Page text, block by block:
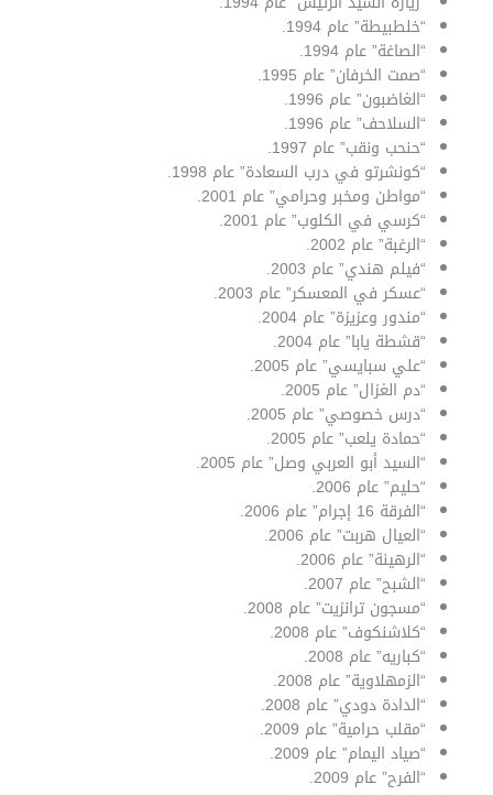
“خلطبيطة” عام 1994.
“الصاغة” عام 1994.
“صمت الخرفان” عام 1995.
“الغاضبون” عام 1996.
“السلاحف” عام 1996.
“حنحب ونقب” عام 1997.
“كونشرتو في درب السعادة” عام 1998.
“مواطن ومخبر وحرامي” عام 2001.
“كرسي في الكلوب” عام 2001.
“الرغبة” عام 2002.
“فيلم هندي” عام 2003.
“عسكر في المعسكر” عام 2003.
“مندور وعزيزة” عام 2004.
“قشطة يابا” عام 2004.
“علي سبايسي” عام 2005.
“دم الغزال” عام 2005.
“درس خصوصي” عام 2005.
“حمادة يلعب” عام 2005.
“السيد أبو العربي وصل” عام 2005.
“حليم” عام 2006.
“الفرقة 16 إجرام” عام 2006.
“العيال هربت” عام 2006.
“الرهينة” عام 2006.
“الشبح” عام 2007.
“مسجون ترانزيت” عام 2008.
“كلاشنكوف” عام 2008.
“كباريه” عام 2008.
“الزمهلاوية” عام 2008.
“الدادة دودي” عام 2008.
“مقلب حرامية” عام 2009.
“صياد اليمام” عام 2009.
“الفرح” عام 2009.